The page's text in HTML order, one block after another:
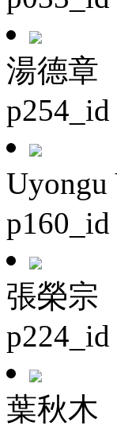
湯德章
p254_id
Uyongu
p160_id
張榮宗
p224_id
葉秋木